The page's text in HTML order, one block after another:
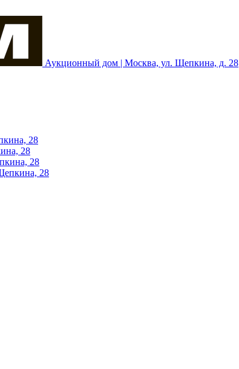
Аукционный дом | Москва, ул. Щепкина, д. 28
28
28
28
28